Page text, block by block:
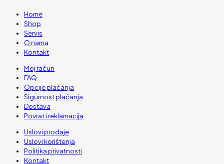
Home
Shop
Servis
O nama
Kontakt
Moj račun
FAQ
Opcije plaćanja
Sigurnost plaćanja
Dostava
Povrat i reklamacija
Uslovi prodaje
Uslovi korištenja
Politika privatnosti
Kontakt